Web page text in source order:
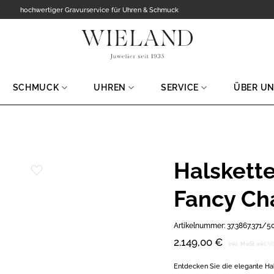
hochwertiger Gravurservice für Uhren & Schmuck
SCHMUCK UHREN SERVICE ÜBER
Fancy
Artikelnummer: 37.3867.371/
2.149,00 € inkl. MwSt. inkl.
Entdecken Sie die elegante